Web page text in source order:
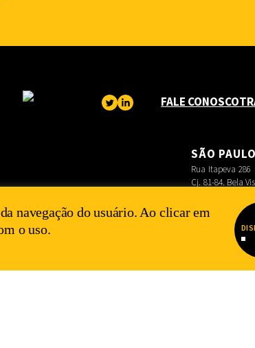
FALE CONOSCO
SÃO PAULO
Rua Itapeva 286
Cj. 81-84. Bela
navegação do usuário. Ao clicar em
o uso.